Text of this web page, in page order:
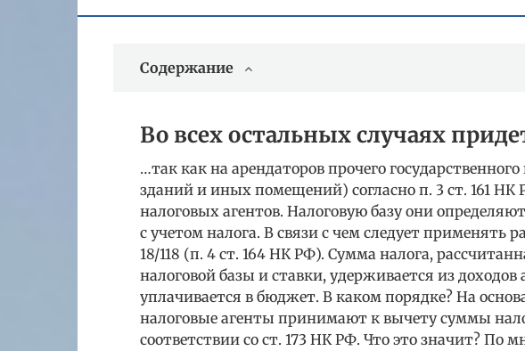
Содержание
Во всех остальных случаях
…так как на арендаторов прочего
зданий и иных помещений) согласно п. 3 ст. 161 НК
налоговых агентов. Налоговую базу они
с учетом налога. В связи с чем следует применять
18/118 (п. 4 ст. 164 НК РФ). Сумма налога,
налоговой базы и ставки, удерживается из доходов
уплачивается в бюджет. В каком порядке? На
налоговые агенты принимают к вычету суммы
соответствии со ст. 173 НК РФ. Что это значит? По